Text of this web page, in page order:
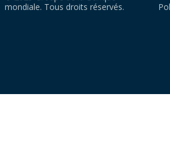
mondiale. Tous droits réservés.